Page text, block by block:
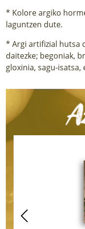
* Kolore argiko
laguntzen dute.
* Argi artifizial hutsa
daitezke; begoniak,
gloxinia, sagu-isatsa,